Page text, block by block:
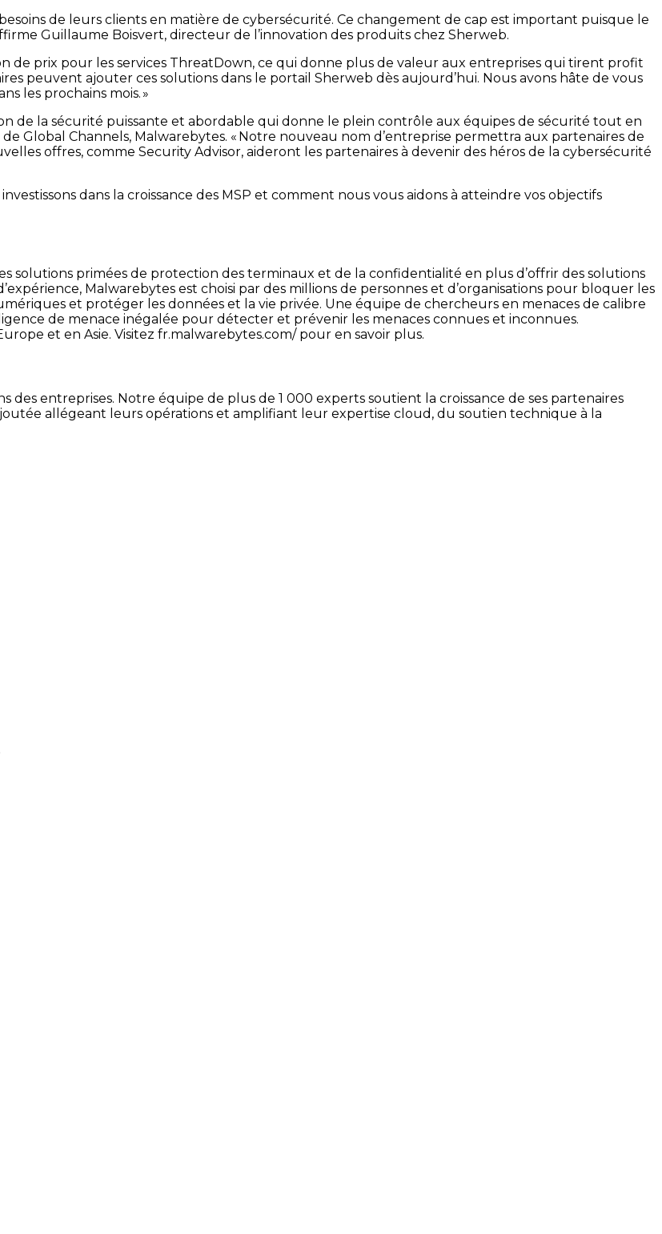
de leurs clients en matière de cybersécurité. Ce changement de cap est important puisque le
Guillaume Boisvert, directeur de l’innovation des produits chez Sherweb.
de prix pour les services ThreatDown, ce qui donne plus de valeur aux entreprises qui tirent profit
peuvent ajouter ces solutions dans le portail Sherweb dès aujourd’hui. Nous avons hâte de vous
les prochains mois. »
de la sécurité puissante et abordable qui donne le plein contrôle aux équipes de sécurité tout en
Global Channels, Malwarebytes. « Notre nouveau nom d’entreprise permettra aux partenaires de
offres, comme Security Advisor, aideront les partenaires à devenir des héros de la cybersécurité
dans la croissance des MSP et comment nous vous aidons à atteindre vos objectifs
solutions primées de protection des terminaux et de la confidentialité en plus d’offrir des solutions
Malwarebytes est choisi par des millions de personnes et d’organisations pour bloquer les
et protéger les données et la vie privée. Une équipe de chercheurs en menaces de calibre
de menace inégalée pour détecter et prévenir les menaces connues et inconnues.
et en Asie. Visitez fr.malwarebytes.com/ pour en savoir plus.
des entreprises. Notre équipe de plus de 1 000 experts soutient la croissance de ses partenaires
allégeant leurs opérations et amplifiant leur expertise cloud, du soutien technique à la